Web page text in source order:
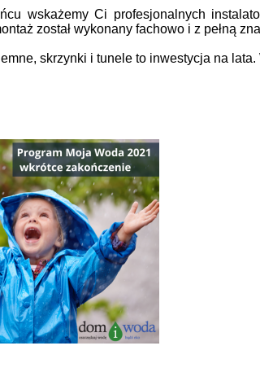
wskażemy Ci profesjonalnych
został wykonany fachowo i z pełną
skrzynki i tunele to inwestycja na